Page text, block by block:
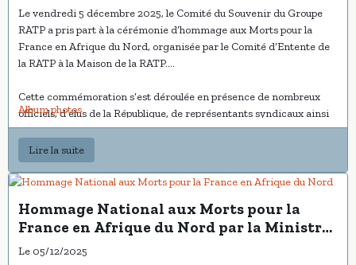
Le vendredi 5 décembre 2025, le Comité du Souvenir du Groupe
RATP a pris part à la cérémonie d’hommage aux Morts pour la
France en Afrique du Nord, organisée par le Comité d’Entente de
la RATP à la Maison de la RATP.
Cette commémoration s’est déroulée en présence de nombreux
officiels, d’élus de la République, de représentants syndicaux ainsi
que de MmeMarie Varay, représentante de la Direction
générale de la RATP.
Un grand nombre de nos adhérents avaient répondu présents,
combattants d’Afrique du Nord et à la transmission des valeurs qui
fondent notre engagement.
Album photos
Lire la suite
Hommage National aux Morts pour la
France en Afrique du Nord par la Ministre
déléguée Mme Alice Rufo
Le 05/12/2025